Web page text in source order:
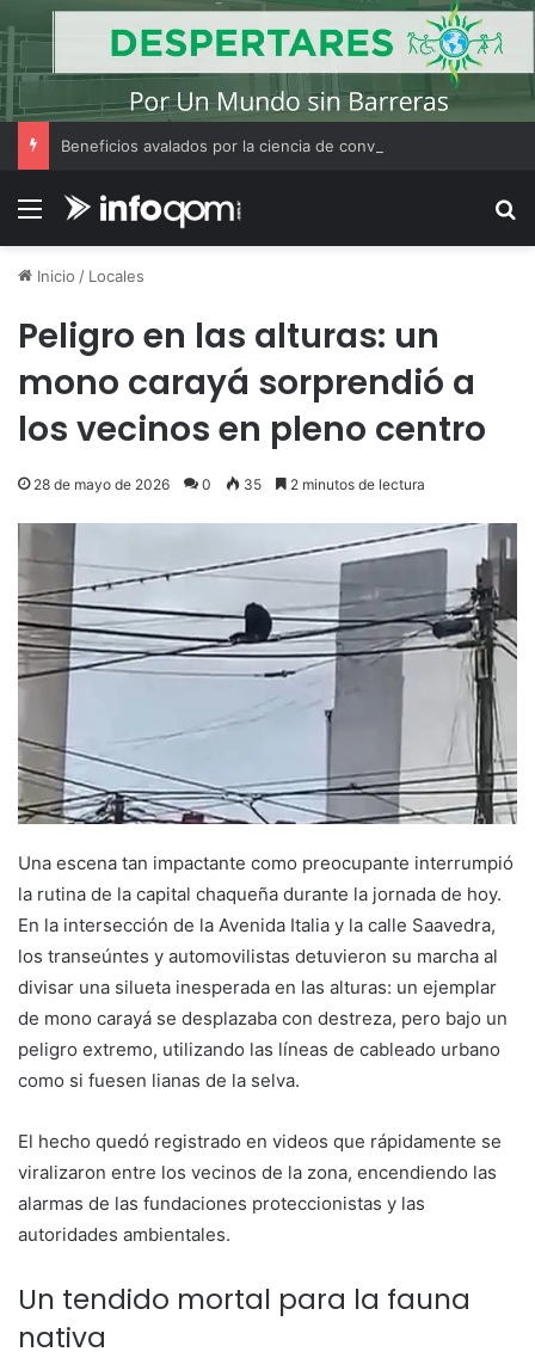
Beneficios avalados por la ciencia de convivir con gatos
Menú
Inicio / Locales
Peligro en las alturas: un
mono carayá sorprendió a
los vecinos en pleno centro
28 de mayo de 2026 0 35 2 minutos de lectura
Una escena tan impactante como preocupante interrumpió
la rutina de la capital chaqueña durante la jornada de hoy.
En la intersección de la Avenida Italia y la calle Saavedra,
los transeúntes y automovilistas detuvieron su marcha al
divisar una silueta inesperada en las alturas: un ejemplar
de mono carayá se desplazaba con destreza, pero bajo un
peligro extremo, utilizando las líneas de cableado urbano
como si fuesen lianas de la selva.
El hecho quedó registrado en videos que rápidamente se
viralizaron entre los vecinos de la zona, encendiendo las
alarmas de las fundaciones proteccionistas y las
autoridades ambientales.
Un tendido mortal para la fauna
nativa